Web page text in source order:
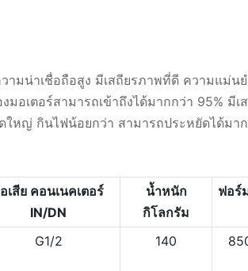
มน่าเชื่อถือสูง มีเสถียรภาพที่ดี ความแม่น
เตอร์สามารถเข้าถึงได้มากกว่า 95% มีเ
หญ่ กินไฟน้อยกว่า สามารถประหยัดได้มาก
เสีย คอนเนคเตอร์
IN/DN
น้ำหนัก
กิโลกรัม
ฟอร์
G1/2 140